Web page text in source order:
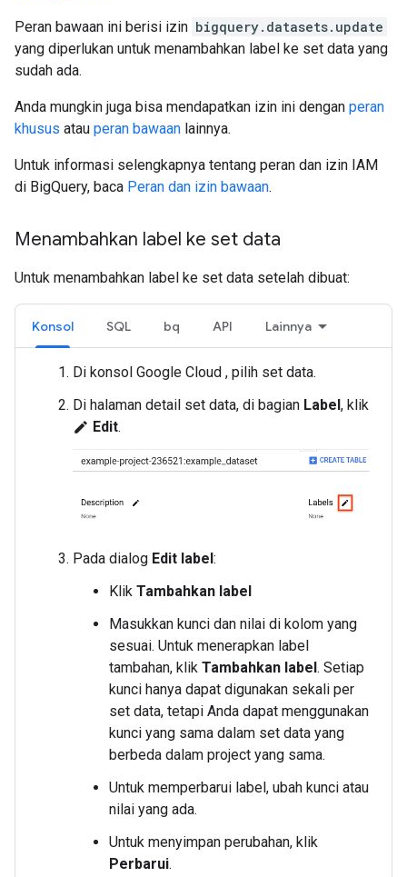
Peran bawaan ini berisi izin bigquery.datasets.update
yang diperlukan untuk menambahkan label ke set data yang
sudah ada.
Anda mungkin juga bisa mendapatkan izin ini dengan peran
khusus atau peran bawaan lainnya.
Untuk informasi selengkapnya tentang peran dan izin IAM
di BigQuery, baca Peran dan izin bawaan.
Menambahkan label ke set data
Untuk menambahkan label ke set data setelah dibuat:
Konsol SQL bq API Lainnya
Di konsol Google Cloud , pilih set data.
Di halaman detail set data, di bagian Label, klik
edit Edit.
Pada dialog Edit label :
Klik Tambahkan label
Masukkan kunci dan nilai di kolom yang
sesuai. Untuk menerapkan label
tambahan, klik Tambahkan label . Setiap
kunci hanya dapat digunakan sekali per
set data, tetapi Anda dapat menggunakan
kunci yang sama dalam set data yang
berbeda dalam project yang sama.
Untuk memperbarui label, ubah kunci atau
nilai yang ada.
Untuk menyimpan perubahan, klik
Perbarui.